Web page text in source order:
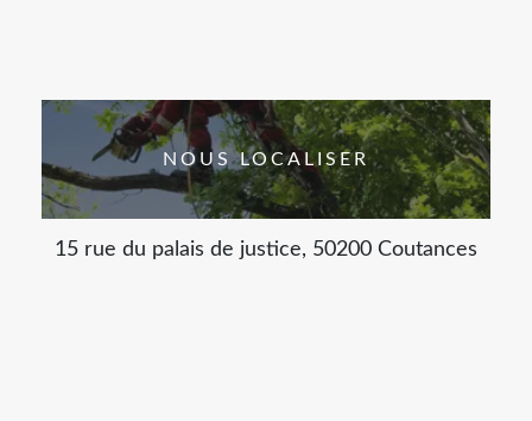
NOUS LOCALISER
15 rue du palais de justice, 50200 Coutances